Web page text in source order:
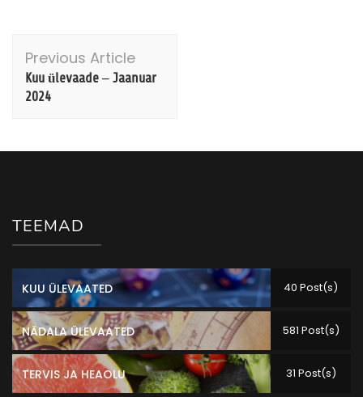
Post
Navigation
Previous Article
Kuu ülevaade – Jaanuar
2024
TEEMAD
KUU ÜLEVAATED 40 Post(s)
NÄDALA ÜLEVAATED 581 Post(s)
TERVIS JA HEAOLU 31 Post(s)